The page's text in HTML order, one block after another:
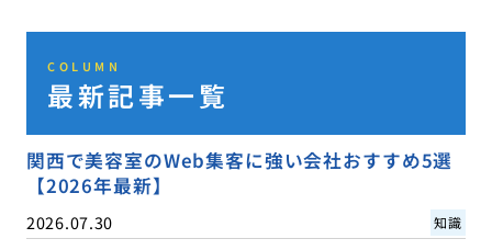
COLUMN
最新記事一覧
関西で美容室のWeb集客に強い会社おすすめ5選
【2026年最新】
2026.07.30 知識